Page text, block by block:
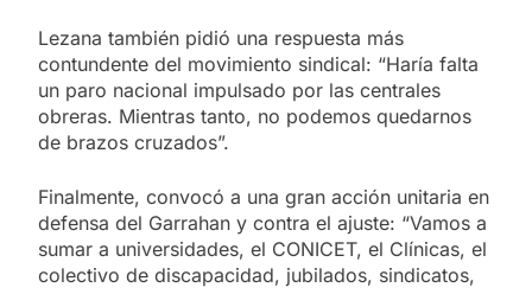
Lezana también pidió una respuesta más
contundente del movimiento sindical: “Haría falta
un paro nacional impulsado por las centrales
obreras. Mientras tanto, no podemos quedarnos
de brazos cruzados”.
Finalmente, convocó a una gran acción unitaria en
defensa del Garrahan y contra el ajuste: “Vamos a
sumar a universidades, el CONICET, el Clínicas, el
colectivo de discapacidad, jubilados, sindicatos,